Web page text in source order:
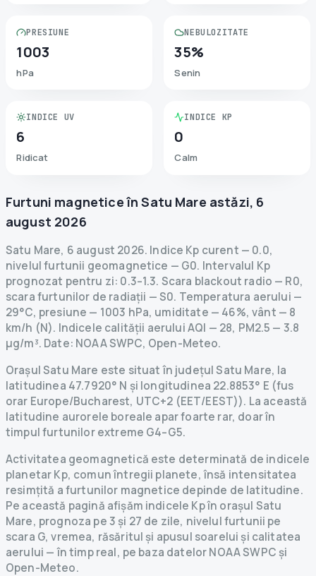
PRESIUNE
1003
hPa
NEBULOZITATE
35%
Senin
INDICE UV
6
Ridicat
INDICE KP
0
Calm
Furtuni magnetice în Satu Mare astăzi, 6
august 2026
Satu Mare, 6 august 2026. Indice Kp curent — 0.0,
nivelul furtunii geomagnetice — G0. Intervalul Kp
prognozat pentru zi: 0.3–1.3. Scara blackout radio — R0,
scara furtunilor de radiații — S0. Temperatura aerului —
29°C, presiune — 1003 hPa, umiditate — 46%, vânt — 8
km/h (N). Indicele calității aerului AQI — 28, PM2.5 — 3.8
µg/m³. Date: NOAA SWPC, Open-Meteo.
Orașul Satu Mare este situat în județul Satu Mare, la
latitudinea 47.7920° N și longitudinea 22.8853° E (fus
orar Europe/Bucharest, UTC+2 (EET/EEST)). La această
latitudine aurorele boreale apar foarte rar, doar în
timpul furtunilor extreme G4–G5.
Activitatea geomagnetică este determinată de indicele
planetar Kp, comun întregii planete, însă intensitatea
resimțită a furtunilor magnetice depinde de latitudine.
Pe această pagină afișăm indicele Kp în orașul Satu
Mare, prognoza pe 3 și 27 de zile, nivelul furtunii pe
scara G, vremea, răsăritul și apusul soarelui și calitatea
aerului — în timp real, pe baza datelor NOAA SWPC și
Open-Meteo.